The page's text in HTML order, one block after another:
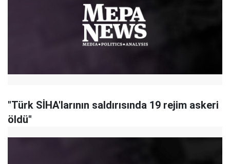
"Türk SİHA'larının saldırısında 19 rejim askeri
öldü"